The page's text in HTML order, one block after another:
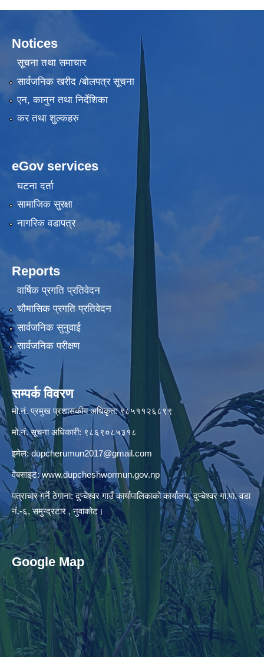
Notices
सूचना तथा समाचार
सार्वजनिक खरीद /बोलपत्र सूचना
एन, कानुन तथा निर्देशिका
कर तथा शुल्कहरु
eGov services
घटना दर्ता
सामाजिक सुरक्षा
नागरिक वडापत्र
Reports
वार्षिक प्रगति प्रतिवेदन
चौमासिक प्रगति प्रतिवेदन
सार्वजनिक सुनुवाई
सार्वजनिक परीक्षण
सम्पर्क विवरण
मो.नं. प्रमुख प्रशासकीय अधिकृत: ९८५११२६८९९
मो.नं. सूचना अधिकारी: ९८६९०८५३१८
इमेल:dupcherumun2017@gmail.com
वेबसाइट:www.dupcheshwormun.gov.np
पत्राचार गर्ने ठेगाना: दुप्चेश्वर गाउँ कार्यापालिकाको कार्यालय, दुप्चेश्वर गा.पा. वडा
नं.-६, समुन्द्रटार , नुवाकोट।
Google Map